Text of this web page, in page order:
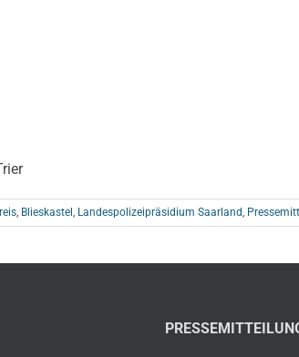
, Blieskastel , Landespolizeipräsidium Saarland,